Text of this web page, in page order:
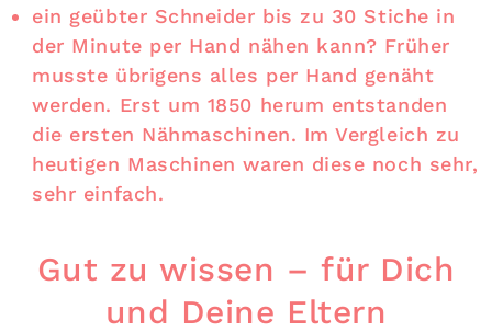
ein geübter Schneider bis zu 30 Stiche in
der Minute per Hand nähen kann? Früher
musste übrigens alles per Hand genäht
werden. Erst um 1850 herum entstanden
die ersten Nähmaschinen. Im Vergleich zu
heutigen Maschinen waren diese noch sehr,
sehr einfach.
Gut zu wissen – für Dich
und Deine Eltern